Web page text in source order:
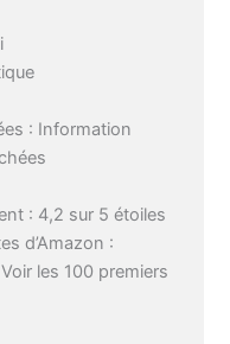
: Information
: 4,2 sur 5 étoiles
d’Amazon :
les 100 premiers